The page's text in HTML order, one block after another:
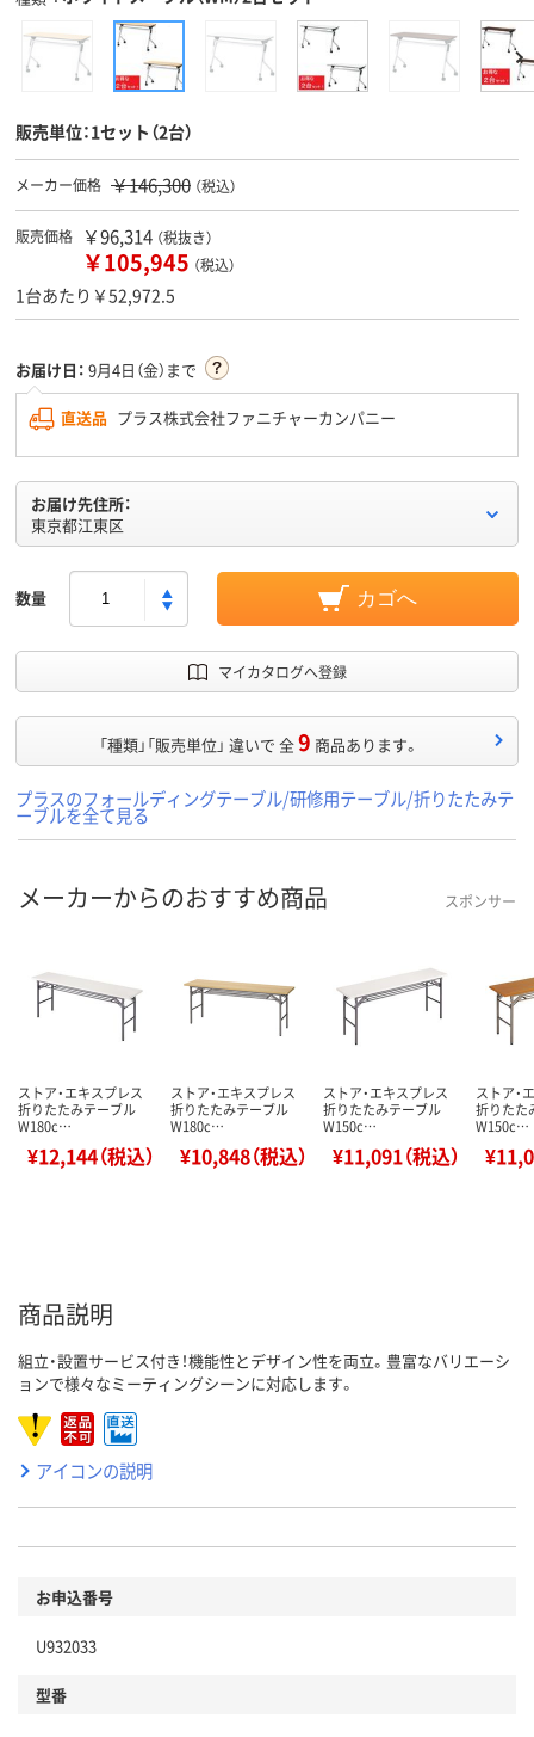
販売単位：1セット（2台）
メーカー価格 ￥146,300 （税込）
販売価格 ￥96,314 （税抜き）
￥105,945 （税込）
1台あたり￥52,972.5
お届け日： 9月4日（金）まで
直送品 プラス株式会社ファニチャーカンパニー
お届け先住所：
東京都江東区
数量 カゴへ
マイカタログへ登録
「種類」「販売単位」 違いで 全9 商品あります。
プラスのフォールディングテーブル/研修用テーブル/折りたたみテ
ーブルを全て見る
メーカーからのおすすめ商品 スポンサー
ストア・エキスプレス
折りたたみテーブル
W180c…
¥12,144（税込）
ストア・エキスプレス
折りたたみテーブル
W180c…
¥10,848（税込）
ストア・エキスプレス
折りたたみテーブル
W150c…
¥11,091（税込）
ストア・
折りたた
W150c…
商品説明
組立・設置サービス付き！機能性とデザイン性を両立。豊富なバリエーシ
ョンで様々なミーティングシーンに対応します。
アイコンの説明
お申込番号
U932033
型番